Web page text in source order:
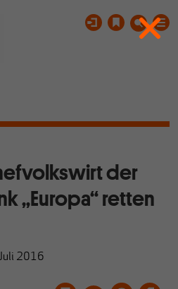
der
„Europa“ retten
2016